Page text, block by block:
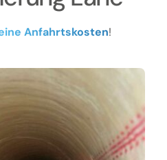
Anfahrtskosten!